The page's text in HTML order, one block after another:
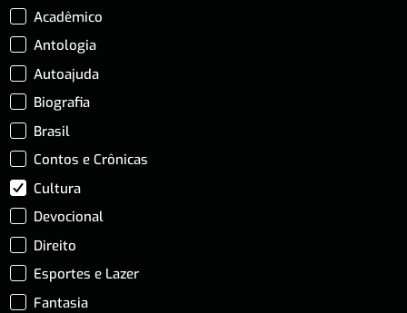
Acadêmico
Antologia
Autoajuda
Biografia
Brasil
Contos e Crônicas
Cultura
Devocional
Direito
Esportes e Lazer
Fantasia